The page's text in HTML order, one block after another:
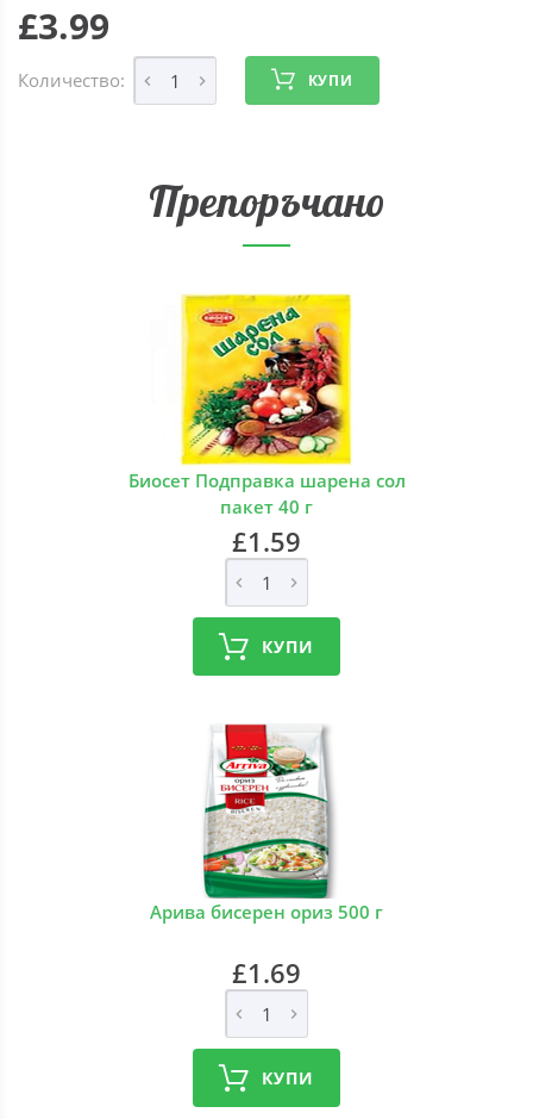
£3.99
Количество: КУПИ
Препоръчано
Биосет Подправка шарена сол
пакет 40 г
£1.59
КУПИ
Арива бисерен ориз 500 г
£1.69
КУПИ